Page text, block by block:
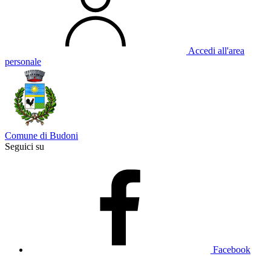
Accedi all'area
personale
Comune di Budoni
Seguici su
Facebook